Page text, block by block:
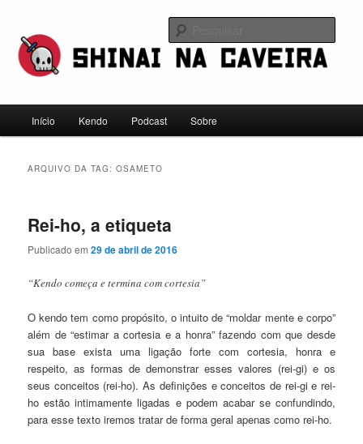
conteúdo
principal
conteúdo
secundário
Shinai na Caveira
principal
Início Kendo Podcast Sobre
ARQUIVO DA TAG:OSAMETO
Rei-ho, a etiqueta
Publicado em29 de abril de 2016
“Kendo começa e termina com cortesia”
O kendo tem como propósito, o intuito de “moldar mente e corpo”
além de “estimar a cortesia e a honra” fazendo com que desde
sua base exista uma ligação forte com cortesia, honra e
respeito, as formas de demonstrar esses valores (rei-gi) e os
seus conceitos (rei-ho). As definições e conceitos de rei-gi e rei-
ho estão intimamente ligadas e podem acabar se confundindo,
para esse texto iremos tratar de forma geral apenas como rei-ho.